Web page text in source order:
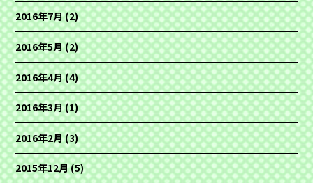
2016年7月(2)
2016年5月(2)
2016年4月(4)
2016年3月(1)
2016年2月(3)
2015年12月(5)